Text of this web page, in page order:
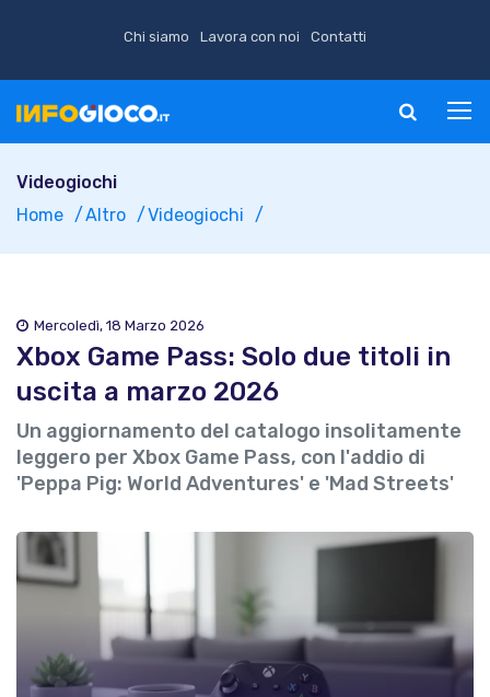
Chi siamo Lavora con noi Contatti
Videogiochi
Home
Altro Videogiochi
Mercoledì, 18 Marzo 2026
Xbox Game Pass: Solo due titoli in
uscita a marzo 2026
Un aggiornamento del catalogo insolitamente
leggero per Xbox Game Pass, con l'addio di
'Peppa Pig: World Adventures' e 'Mad Streets'